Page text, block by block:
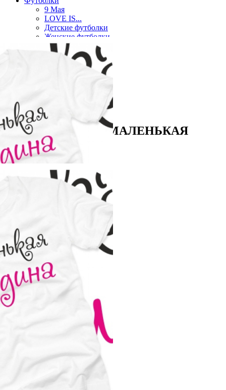
9 Мая
LOVE IS...
Детские футболки
Женские футболки
Мужские футболки
Парные футболки
Часы на магните
Футболка детская МАЛЕНЬКАЯ
ВРЕДИНА